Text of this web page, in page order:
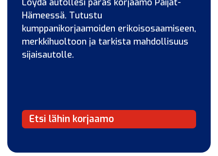
Löydä autollesi paras korjaamo Päijät-
Hämeessä. Tutustu
kumppanikorjaamoiden erikoisosaamiseen,
merkkihuoltoon ja tarkista mahdollisuus
sijaisautolle.
Etsi lähin korjaamo